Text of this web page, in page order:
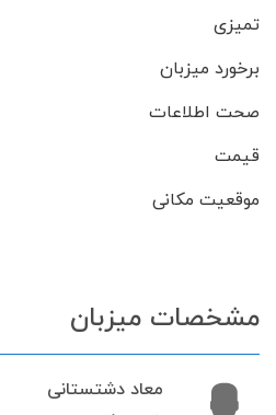
تمیزی
برخورد میزبان
صحت اطلاعات
قیمت
موقعیت مکانی
مشخصات میزبان
معاد دشتستانی